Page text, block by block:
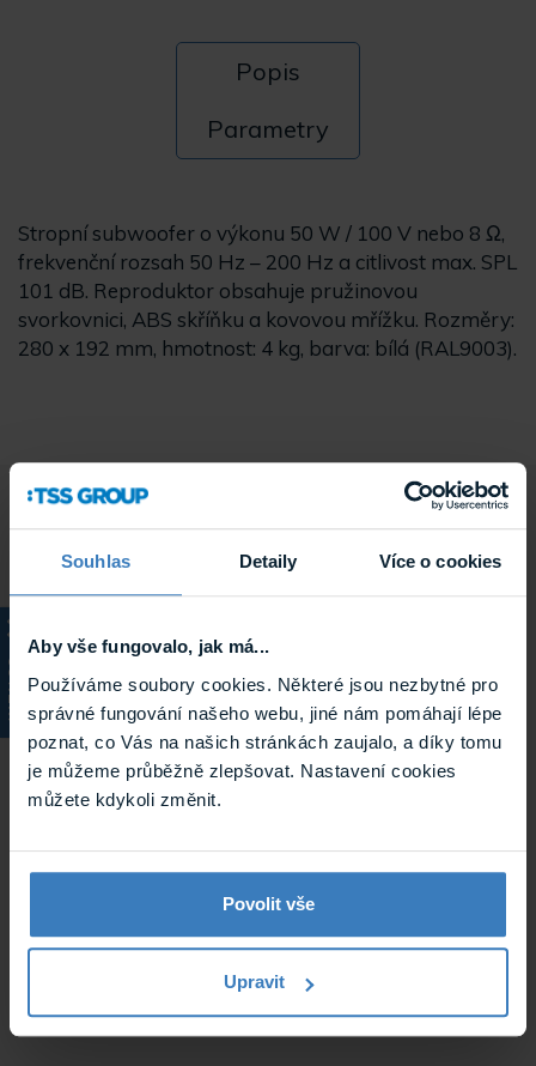
Souhlas Detaily Více o cookies
Aby vše fungovalo, jak má...
Používáme soubory cookies. Některé jsou nezbytné pro
správné fungování našeho webu, jiné nám pomáhají lépe
poznat, co Vás na našich stránkách zaujalo, a díky tomu
je můžeme průběžně zlepšovat. Nastavení cookies
můžete kdykoli změnit.
Povolit vše
Upravit
KATALOG
Popis
Parametry
Stropní subwoofer o výkonu 50 W / 100 V nebo 8 Ω,
frekvenční rozsah 50 Hz – 200 Hz a citlivost max. SPL
101 dB. Reproduktor obsahuje pružinovou
svorkovnici, ABS skříňku a kovovou mřížku. Rozměry:
280 x 192 mm, hmotnost: 4 kg, barva: bílá (RAL9003).
Parametry
Typ produktu Reproduktory
Systém
Systém NZS TOA systém VM-3000
DSPPA